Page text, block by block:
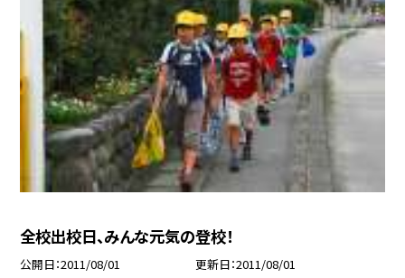
全校出校日、みんな元気の登校！
公開日 2011/08/01 更新日 2011/08/01